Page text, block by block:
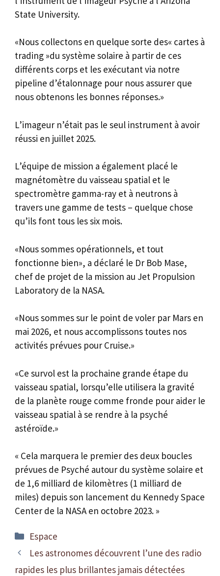
State University.
«Nous collectons en quelque sorte des« cartes à
trading »du système solaire à partir de ces
différents corps et les exécutant via notre
pipeline d’étalonnage pour nous assurer que
nous obtenons les bonnes réponses.»
L’imageur n’était pas le seul instrument à avoir
réussi en juillet 2025.
L’équipe de mission a également placé le
magnétomètre du vaisseau spatial et le
spectromètre gamma-ray et à neutrons à
travers une gamme de tests – quelque chose
qu’ils font tous les six mois.
«Nous sommes opérationnels, et tout
fonctionne bien», a déclaré le Dr Bob Mase,
chef de projet de la mission au Jet Propulsion
Laboratory de la NASA.
«Nous sommes sur le point de voler par Mars en
mai 2026, et nous accomplissons toutes nos
activités prévues pour Cruise.»
«Ce survol est la prochaine grande étape du
vaisseau spatial, lorsqu’elle utilisera la gravité
de la planète rouge comme fronde pour aider le
vaisseau spatial à se rendre à la psyché
astéroïde.»
« Cela marquera le premier des deux boucles
prévues de Psyché autour du système solaire et
de 1,6 milliard de kilomètres (1 milliard de
miles) depuis son lancement du Kennedy Space
Center de la NASA en octobre 2023. »
Catégories
Espace
Les astronomes découvrent l’une des radio
rapides les plus brillantes jamais détectées